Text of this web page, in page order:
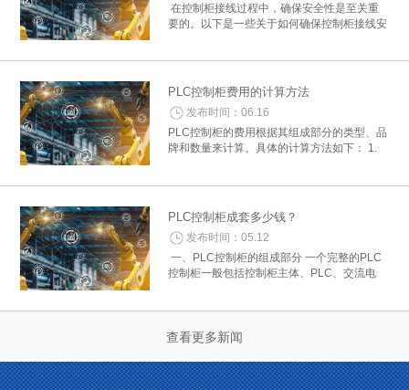
在控制柜接线过程中，确保安全性是至关重
要的。以下是一些关于如何确保控制柜接线安
PLC控制柜费用的计算方法
发布时间：06.16
PLC控制柜的费用根据其组成部分的类型、品
牌和数量来计算。具体的计算方法如下： 1.
PLC控制柜成套多少钱？
发布时间：05.12
一、PLC控制柜的组成部分 一个完整的PLC
控制柜一般包括控制柜主体、PLC、交流电
查看更多新闻